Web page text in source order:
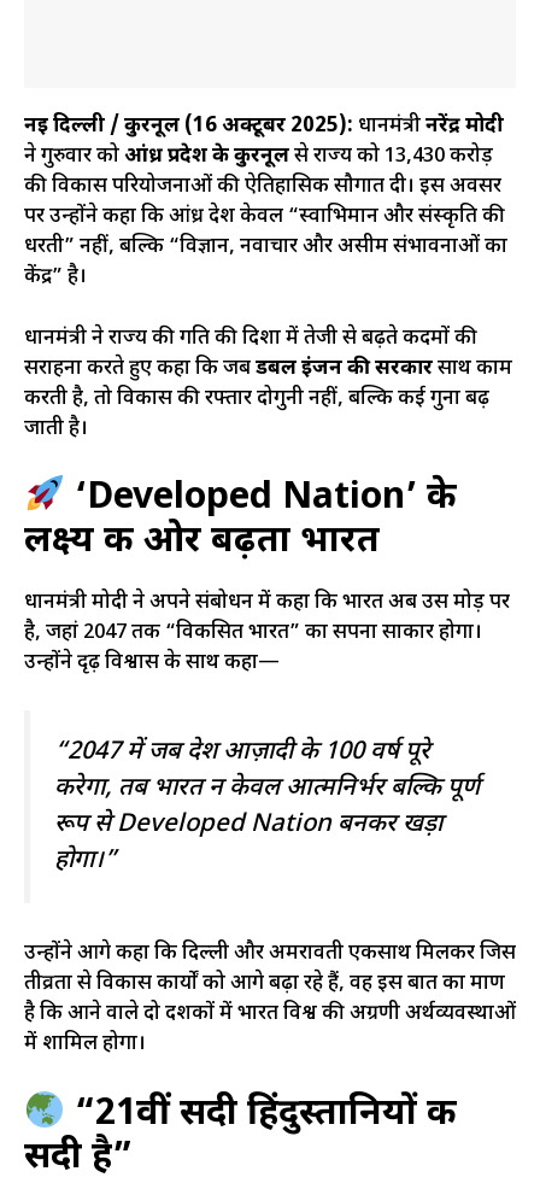
नई दिल्ली / कुरनूल (16 अक्टूबर 2025): प्रधानमंत्रीनरेंद्र मोदी
ने गुरुवार कोआंध्र प्रदेश के कुरनूलसे राज्य को ₹13,430 करोड़
की विकास परियोजनाओं की ऐतिहासिक सौगात दी। इस अवसर
पर उन्होंने कहा कि आंध्र प्रदेश केवल “स्वाभिमान और संस्कृति की
धरती” नहीं, बल्कि “विज्ञान, नवाचार और असीम संभावनाओं का
केंद्र” है।
प्रधानमंत्री ने राज्य की प्रगति की दिशा में तेजी से बढ़ते कदमों की
सराहना करते हुए कहा कि जबडबल इंजन की सरकारसाथ काम
करती है, तो विकास की रफ्तार दोगुनी नहीं, बल्कि कई गुना बढ़
जाती है।
‘Developed Nation’ के
लक्ष्य की ओर बढ़ता भारत
प्रधानमंत्री मोदी ने अपने संबोधन में कहा कि भारत अब उस मोड़ पर
है, जहां 2047 तक “विकसित भारत” का सपना साकार होगा।
उन्होंने दृढ़ विश्वास के साथ कहा—
“2047 में जब देश आज़ादी के 100 वर्ष पूरे
करेगा, तब भारत न केवल आत्मनिर्भर बल्कि पूर्ण
रूप सेDeveloped Nationबनकर खड़ा
होगा।”
उन्होंने आगे कहा कि दिल्ली और अमरावती एकसाथ मिलकर जिस
तीव्रता से विकास कार्यों को आगे बढ़ा रहे हैं, वह इस बात का प्रमाण
है कि आने वाले दो दशकों में भारत विश्व की अग्रणी अर्थव्यवस्थाओं
में शामिल होगा।
“21वीं सदी हिंदुस्तानियों की
सदी है”